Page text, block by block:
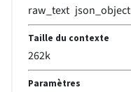
raw_text json_object
Taille du contexte
262k
Paramètres